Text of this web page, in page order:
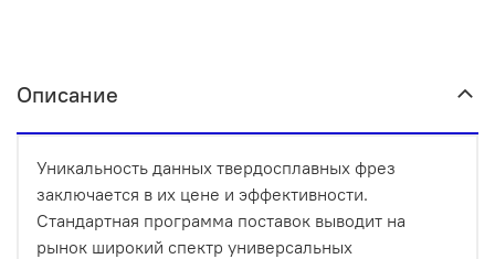
Описание
Уникальность данных твердосплавных фрез
заключается в их цене и эффективности.
Стандартная программа поставок выводит на
рынок широкий спектр универсальных